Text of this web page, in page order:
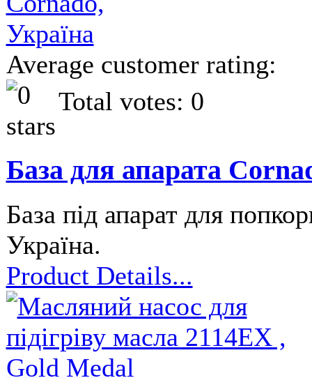
Average customer rating:
Total votes: 0
База для апарата
База під апарат для
Україна.
Product Details...